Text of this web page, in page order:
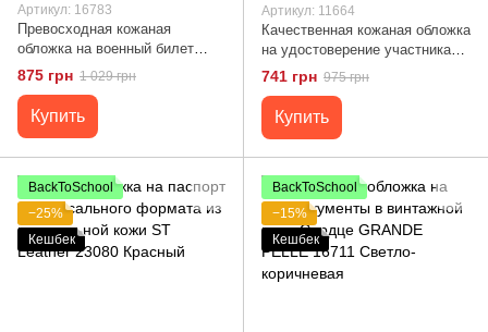
Артикул: 16783
Превосходная кожаная
обложка на военный билет
Карта GRANDE PELLE 16783
Зеленый
875 грн 1 029 грн
Купить
Артикул: 11664
Качественная кожаная обложка
на удостоверение участника
боевых действий GRANDE
PELLE 11664 Зеленый
741 грн 975 грн
Купить
BackToSchool
−25%
Кешбек
BackToSchool
−15%
Кешбек